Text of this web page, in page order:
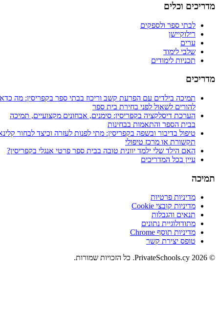
מדריכים וכלים
לבתי ספר ולספקים
רילוקיישן
ערים
שלבי לימוד
תכניות לימודים
מדריכים
תמיכה בילדים עם הפרעת קשב וריכוז בבתי ספר בקפריסין: מה כדאי
להורים לשאול לפני בחירת בית ספר
הערכת דיסלקציה בקפריסין: סימנים, אבחונים מקצועיים, תמיכה
בבית הספר והתאמות בבחינות
טיפול בדיבור ובשפה בקפריסין: מתי לפנות לעזרה וכיצד לבחור קלינאי
תקשורת או מרכז טיפולי
האם הילד שלי ילמד יוונית טובה בבית ספר פרטי אנגלי בקפריסין?
עיין בכל המדריכים
תמיכה
מדיניות פרטיות
מדיניות קובצי Cookie
תנאים והגבלות
מתודולוגיית נתונים
מדיניות תוסף Chrome
טופס יצירת קשר
© 2026 PrivateSchools.cy. כל הזכויות שמורות.